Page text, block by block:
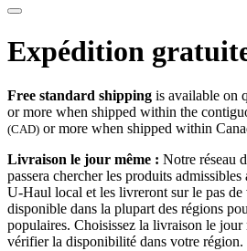
Expédition
Free standard shipping is available on
or more when shipped within the
(CAD) or more when shipped within
Livraison le jour même : Notre réseau
passera chercher les produits
U-Haul local et les livreront sur le pas
disponible dans la plupart des régions
populaires. Choisissez la livraison le jour
vérifier la disponibilité dans votre région.